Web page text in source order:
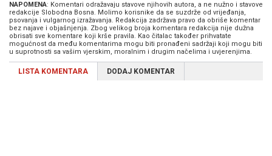
NAPOMENA: Komentari odražavaju stavove njihovih autora, a ne nužno i stavove
redakcije Slobodna Bosna. Molimo korisnike da se suzdrže od vrijeđanja,
psovanja i vulgarnog izražavanja. Redakcija zadržava pravo da obriše komentar
bez najave i objašnjenja. Zbog velikog broja komentara redakcija nije dužna
obrisati sve komentare koji krše pravila. Kao čitalac također prihvatate
mogućnost da među komentarima mogu biti pronađeni sadržaji koji mogu biti
u suprotnosti sa vašim vjerskim, moralnim i drugim načelima i uvjerenjima.
LISTA KOMENTARA DODAJ KOMENTAR